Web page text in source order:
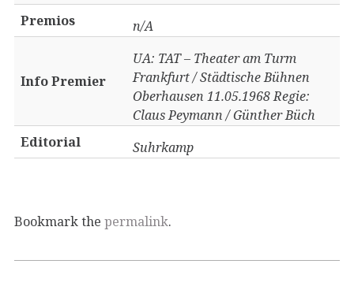
Premios n/A
Info Premier
UA: TAT – Theater am Turm
Frankfurt / Städtische Bühnen
Oberhausen 11.05.1968 Regie:
Claus Peymann / Günther Büch
Editorial
Suhrkamp
Bookmark the permalink.